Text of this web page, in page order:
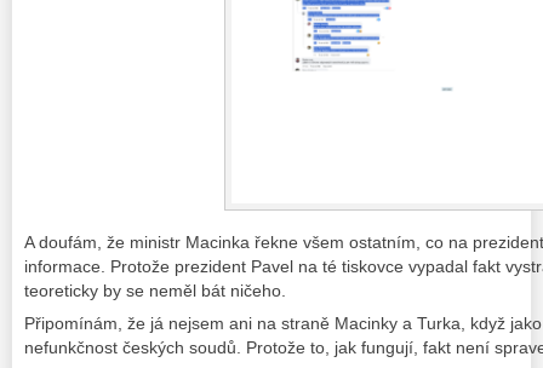
A doufám, že ministr Macinka řekne všem ostatním, co na
informace. Protože prezident Pavel na té tiskovce vypadal fakt
teoreticky by se neměl bát ničeho.
Připomínám, že já nejsem ani na straně Macinky a Turka, když
nefunkčnost českých soudů. Protože to, jak fungují, fakt není